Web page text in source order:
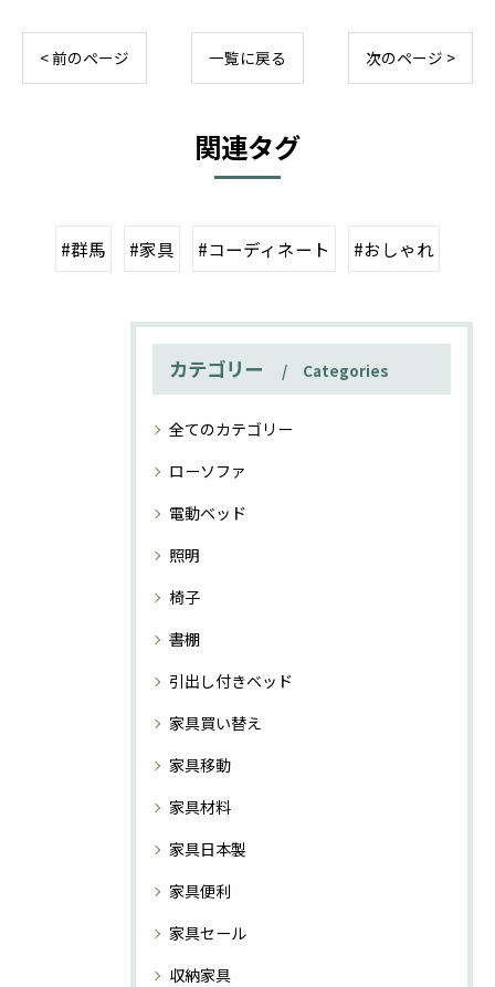
< 前のページ 一覧に戻る 次のページ >
関連タグ
#群馬 #家具 #コーディネート #おしゃれ
カテゴリー Categories
全てのカテゴリー
ローソファ
電動ベッド
照明
椅子
書棚
引出し付きベッド
家具買い替え
家具移動
家具材料
家具日本製
家具便利
家具セール
収納家具